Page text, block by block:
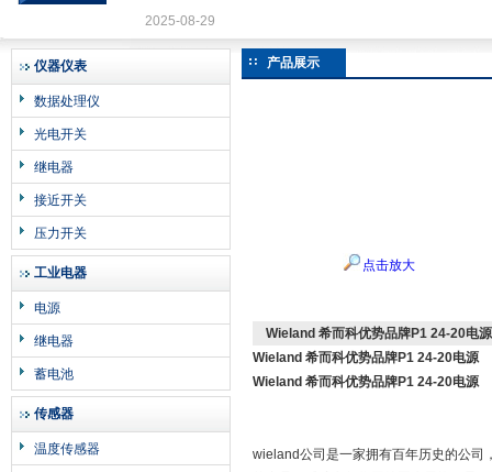
希而科工业控制设备有限公司
2025-08-29
仪器仪表
数据处理仪
光电开关
继电器
接近开关
压力开关
工业电器
电源
继电器
蓄电池
传感器
温度传感器
产品展示
点击放大
Wieland 希而科优势品牌P1 24-20电源
Wieland 希而科优势品牌P1 24-20电源
Wieland 希而科优势品牌P1 24-20电源
wieland公司是一家拥有百年历史的公司